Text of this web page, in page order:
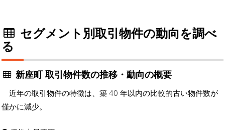
セグメント別取引物件の動向を調べ
る
新座町 取引物件数の推移・動向の概要
近年の取引物件の特徴は、築 40 年以内の比較的古い物件数が
僅かに減少。